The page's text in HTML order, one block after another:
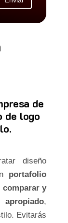
de
de logo
diseño
portafolio
comparar y
,
Evitarás